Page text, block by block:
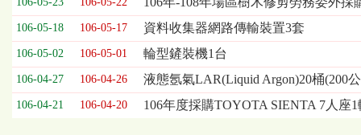
106-05-18 106-05-17 資料收集器網路傳輸裝置3套
106-05-02 106-05-01 輪型鏟裝機1台
106-04-27 106-04-26 液態氬氣LAR(Liquid Argon)20桶(200
106-04-21 106-04-20 106年度採購TOYOTA SIENTA 7人座1